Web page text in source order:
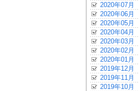
2020年07月
2020年06月
2020年05月
2020年04月
2020年03月
2020年02月
2020年01月
2019年12月
2019年11月
2019年10月